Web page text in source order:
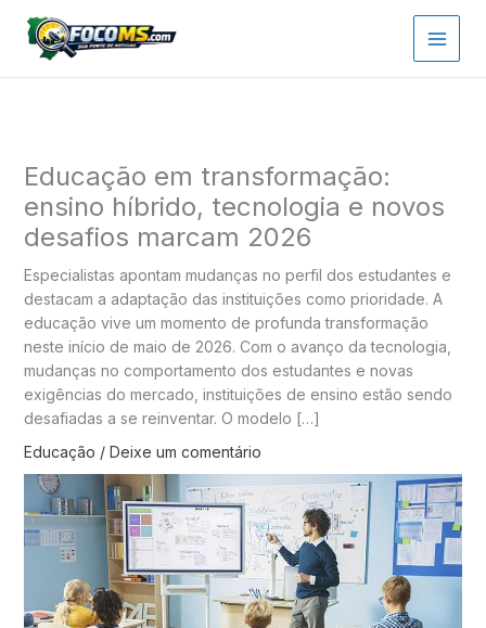
para
Educação em transformação:
ensino híbrido, tecnologia e novos
desafios marcam 2026
Especialistas apontam mudanças no perfil dos estudantes e
destacam a adaptação das instituições como prioridade. A
educação vive um momento de profunda transformação
neste início de maio de 2026. Com o avanço da tecnologia,
mudanças no comportamento dos estudantes e novas
exigências do mercado, instituições de ensino estão sendo
desafiadas a se reinventar. O modelo […]
Educação / Deixe um comentário